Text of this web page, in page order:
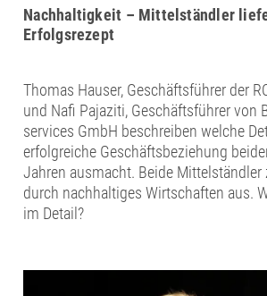
Nachhaltigkeit – Mittelständler
Erfolgsrezept
Thomas Hauser, Geschäftsführer der
und Nafi Pajaziti, Geschäftsführer von
services GmbH beschreiben welche
erfolgreiche Geschäftsbeziehung
Jahren ausmacht. Beide Mittelständler
durch nachhaltiges Wirtschaften aus.
im Detail?